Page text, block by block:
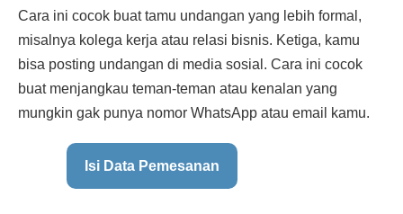
Cara ini cocok buat tamu undangan yang lebih formal,
misalnya kolega kerja atau relasi bisnis. Ketiga, kamu
bisa posting undangan di media sosial. Cara ini cocok
buat menjangkau teman-teman atau kenalan yang
mungkin gak punya nomor WhatsApp atau email kamu.
Isi Data Pemesanan